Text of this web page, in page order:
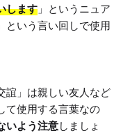
します 」というニュア
という言い回しで使用
誼」は親しい友人など
て使用する言葉なの
いよう注意しましょ